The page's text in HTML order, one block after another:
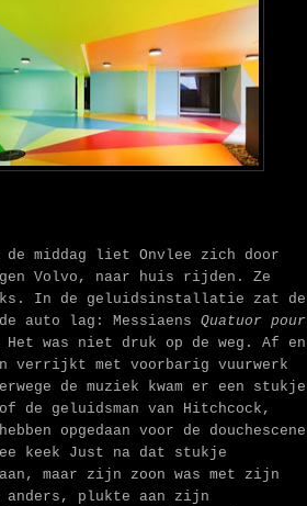
de middag liet Onvlee zich door
Volvo, naar huis rijden. Ze
In de geluidsinstallatie zat de
auto lag: Messiaens Quatuor pour
Het was niet druk op de weg. Af en
verrijkt met voorbarig vuurwerk
de muziek kwam er een stukje
de geluidsman van Hitchcock,
opgedaan voor de douchescene
keek Just na dat stukje
maar zijn zoon was met zijn
anders, plukte aan zijn